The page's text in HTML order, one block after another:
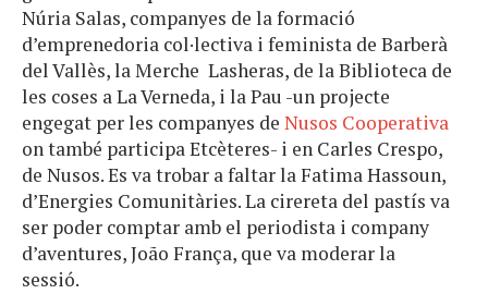
Núria Salas, companyes de la formació
d’emprenedoria col·lectiva i feminista de Barberà
del Vallès, la Merche Lasheras, de la Biblioteca de
les coses a La Verneda, i la Pau -un projecte
engegat per les companyes de Nusos Cooperativa
on també participa Etcèteres- i en Carles Crespo,
de Nusos. Es va trobar a faltar la Fatima Hassoun,
d’Energies Comunitàries. La cirereta del pastís va
ser poder comptar amb el periodista i company
d’aventures, João França, que va moderar la
sessió.